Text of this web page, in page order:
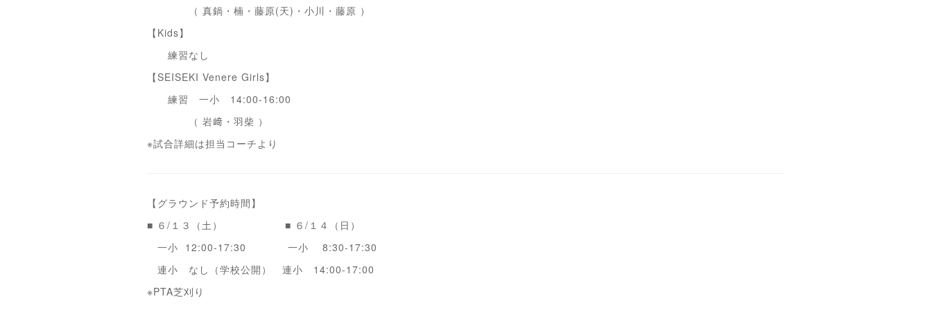
（ 真鍋・楠・藤原(天)・小川・藤原 ）
【Kids】
練習なし
【SEISEKI Venere Girls】
練習 一小 14:00-16:00
（ 岩﨑・羽柴 ）
※試合詳細は担当コーチより
【グラウンド予約時間】
■ ６/１３（土） ■ ６/１４（日）
一小 12:00-17:30 一小 8:30-17:30
連小 なし（学校公開） 連小 14:00-17:00
※PTA芝刈り